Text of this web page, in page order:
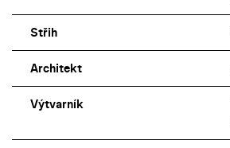
Střih
Architekt
Výtvarník